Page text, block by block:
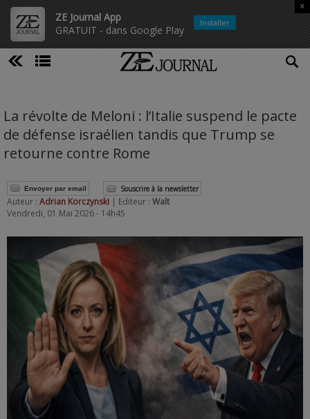
ZE Journal App
GRATUIT - dans Google Play
x
Installer
La révolte de Meloni : l’Italie suspend le pacte
de défense israélien tandis que Trump se
retourne contre Rome
Envoyer par email Souscrire à la newsletter
Auteur : Adrian Korczynski | Editeur : Walt
Vendredi, 01 Mai 2026 - 14h45